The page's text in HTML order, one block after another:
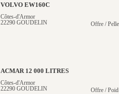
VOLVO EW160C
Côtes-d'Armor
22290 GOUDELIN
Offre /
ACMAR 12 000 LITRES
Côtes-d'Armor
22290 GOUDELIN
Offre /